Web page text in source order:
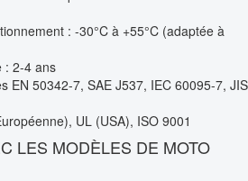
: -30°C à +55°C (adaptée à
: 2-4 ans
EN 50342-7, SAE J537, IEC 60095-7, JIS
UL (USA), ISO 9001
LES MODÈLES DE MOTO